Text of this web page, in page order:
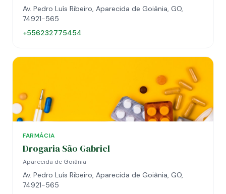
Av. Pedro Luís Ribeiro, Aparecida de Goiânia, GO,
74921-565
+556232775454
FARMÁCIA
Drogaria São Gabriel
Aparecida de Goiânia
Av. Pedro Luís Ribeiro, Aparecida de Goiânia, GO,
74921-565